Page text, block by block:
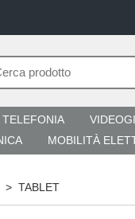
TELEFONIA
MOBILITÀ
> TABLET